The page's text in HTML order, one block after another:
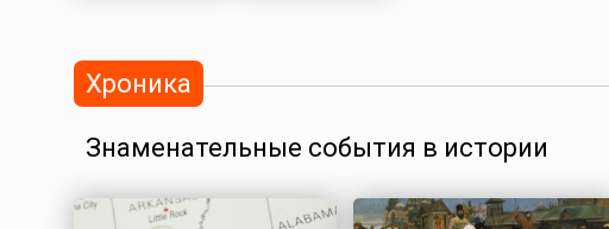
Хроника
Знаменательные события в истории